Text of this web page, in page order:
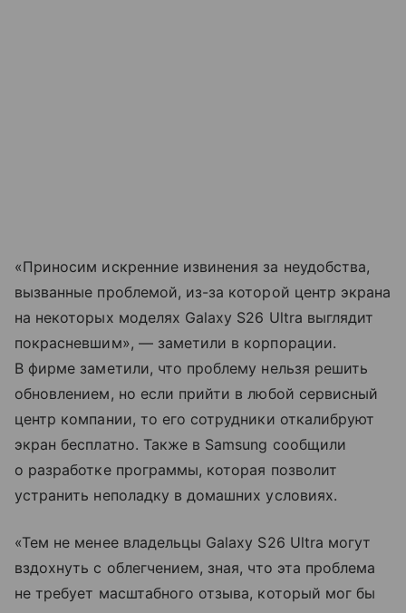
«Приносим искренние извинения за неудобства,
вызванные проблемой, из-за которой центр экрана
на некоторых моделях Galaxy S26 Ultra выглядит
покрасневшим», — заметили в корпорации.
В фирме заметили, что проблему нельзя решить
обновлением, но если прийти в любой сервисный
центр компании, то его сотрудники откалибруют
экран бесплатно. Также в Samsung сообщили
о разработке программы, которая позволит
устранить неполадку в домашних условиях.
«Тем не менее владельцы Galaxy S26 Ultra могут
вздохнуть с облегчением, зная, что эта проблема
не требует масштабного отзыва, который мог бы